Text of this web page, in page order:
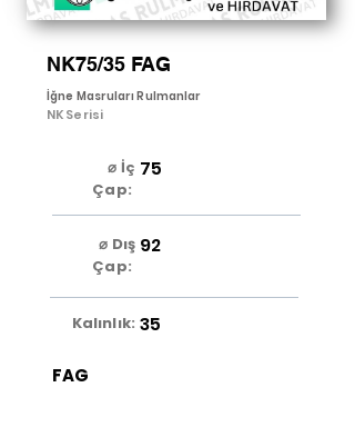
NK75/35 FAG
İğne Masruları Rulmanlar
NK Serisi
⌀ İç
Çap:
75
⌀ Dış
Çap:
92
Kalınlık: 35
FAG